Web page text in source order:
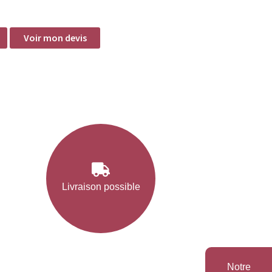
Notre
Voir mon devis
Livraison possible